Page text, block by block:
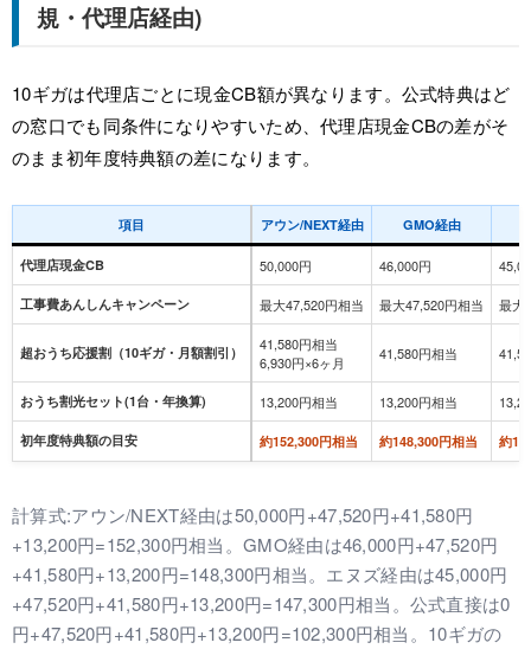
規・代理店経由)
10ギガは代理店ごとに現金CB額が異なります。公式特典はど
の窓口でも同条件になりやすいため、代理店現金CBの差がそ
のまま初年度特典額の差になります。
項目 アウン/NEXT経由 GMO経由
代理店現金CB 50,000円 46,000円
工事費あんしんキャンペーン 最大47,520円相当 最大47,520円相当 最大
超おうち応援割（10ギガ・月額割引）
41,580円相当
6,930円×6ヶ月
41,580円相当
おうち割光セット(1台・年換算) 13,200円相当 13,200円相当
初年度特典額の目安 約152,300円相当 約148,300円相当 約
計算式:アウン/NEXT経由は50,000円+47,520円+41,580円
+13,200円=152,300円相当。GMO経由は46,000円+47,520円
+41,580円+13,200円=148,300円相当。エヌズ経由は45,000円
+47,520円+41,580円+13,200円=147,300円相当。公式直接は0
円+47,520円+41,580円+13,200円=102,300円相当。10ギガの